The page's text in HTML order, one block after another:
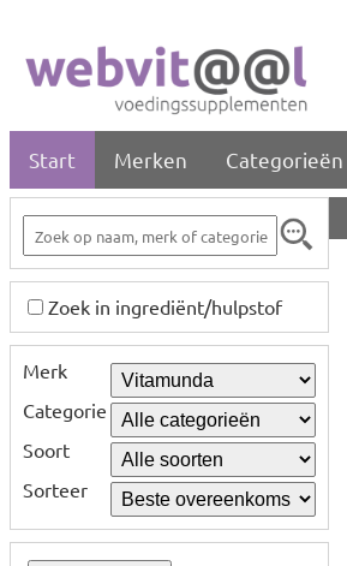
Start Merken Categorieën
Zoek in ingrediënt/hulpstof
Merk
Categorie
Soort
Sorteer